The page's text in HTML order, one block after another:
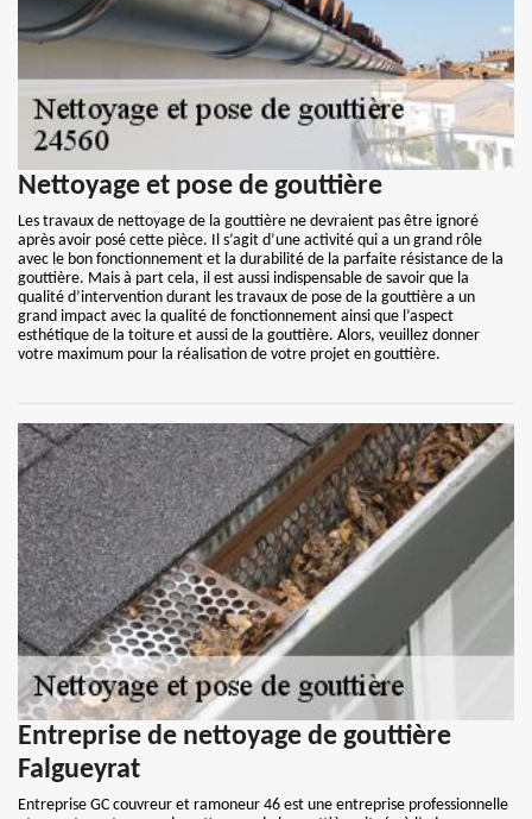
Nettoyage et pose de gouttière
Les travaux de nettoyage de la gouttière ne devraient pas être ignoré
après avoir posé cette pièce. Il s’agit d’une activité qui a un grand rôle
avec le bon fonctionnement et la durabilité de la parfaite résistance de la
gouttière. Mais à part cela, il est aussi indispensable de savoir que la
qualité d’intervention durant les travaux de pose de la gouttière a un
grand impact avec la qualité de fonctionnement ainsi que l’aspect
esthétique de la toiture et aussi de la gouttière. Alors, veuillez donner
votre maximum pour la réalisation de votre projet en gouttière.
Entreprise de nettoyage de gouttière
Falgueyrat
Entreprise GC couvreur et ramoneur 46 est une entreprise professionnelle